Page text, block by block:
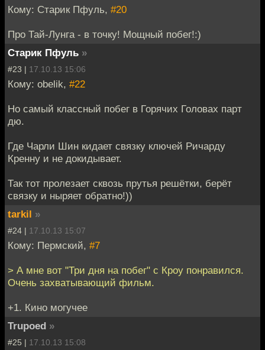
Кому: Старик Пфуль, #20
Про Тай-Лунга - в точку! Мощный побег!:)
Старик Пфуль »
#23 | 17.10.13 15:06
Кому: obelik, #22
Но самый классный побег в Горячих Головах парт
дю.
Где Чарли Шин кидает связку ключей Ричарду
Кренну и не докидывает.
Так тот пролезает сквозь прутья решётки, берёт
связку и ныряет обратно!))
tarkil »
#24 | 17.10.13 15:07
Кому: Пермский, #7
> А мне вот "Три дня на побег" с Кроу понравился.
Очень захватывающий фильм.
+1. Кино могучее
Trupoed »
#25 | 17.10.13 15:08